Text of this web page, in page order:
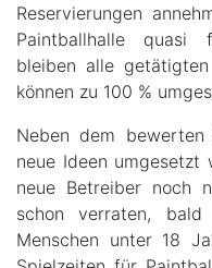
Reservierungen
Paintballhalle quasi
bleiben alle
können zu 100 %
Neben dem
neue Ideen
neue Betreiber noch
schon verraten,
Menschen unter 18